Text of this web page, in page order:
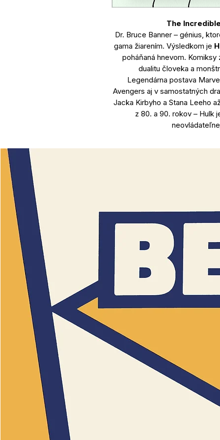
The
Dr. Bruce Banner – génius,
gama žiarením. Výsledkom je
poháňaná hnevom.
dualitu človeka a
Legendárna postava
Avengers aj v samostatných
Jacka Kirbyho a Stana Leeho
z 80. a 90. rokov – Hulk